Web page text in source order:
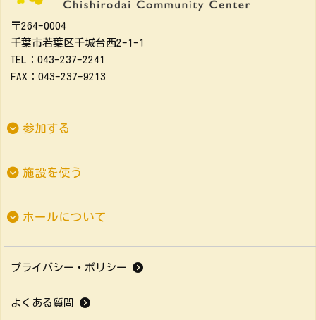
〒264-0004
千葉市若葉区千城台西2-1-1
TEL：043-237-2241
FAX：043-237-9213
参加する
施設を使う
ホールについて
プライバシー・ポリシー
よくある質問